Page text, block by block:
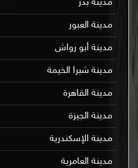
مدينة بدر
مدينة العبور
مدينة أبو رواش
مدينة شبرا الخيمة
مدينة القاهرة
مدينة الجيزة
مدينة الإسكندرية
مدينة العامرية